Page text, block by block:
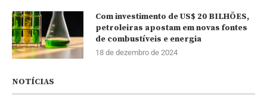
Com investimento de US$ 20 BILHÕES,
petroleiras apostam em novas fontes
de combustíveis e energia
18 de dezembro de 2024
NOTÍCIAS